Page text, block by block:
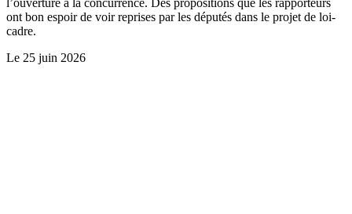
ont bon espoir de voir reprises par les députés dans le projet de loi-
cadre.
Le 25 juin 2026